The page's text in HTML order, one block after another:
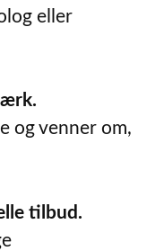
eller
og venner om,
tilbud.